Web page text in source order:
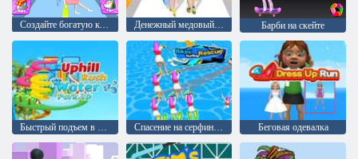
Создайте богатую королеву Денежный медовый путь Барби на скейте
Быстрый подъем в гору Аквапарк 3D Спасение на серфинге в бикини Беговая одевалка